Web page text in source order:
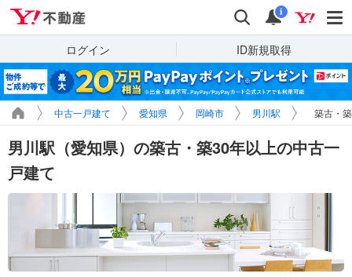
検索 通知
i
ログイン ID新規取得
中古一戸建て 愛知県 岡崎市 男川駅 築古・
男川駅（愛知県）の築古・築30年以上の中古一
戸建て